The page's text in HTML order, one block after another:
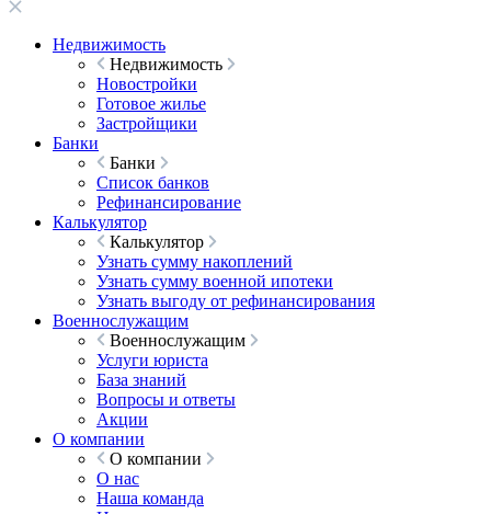
Недвижимость
Недвижимость
Новостройки
Готовое жилье
Застройщики
Банки
Банки
Список банков
Рефинансирование
Калькулятор
Калькулятор
Узнать сумму накоплений
Узнать сумму военной ипотеки
Узнать выгоду от рефинансирования
Военнослужащим
Военнослужащим
Услуги юриста
База знаний
Вопросы и ответы
Акции
О компании
О компании
О нас
Наша команда